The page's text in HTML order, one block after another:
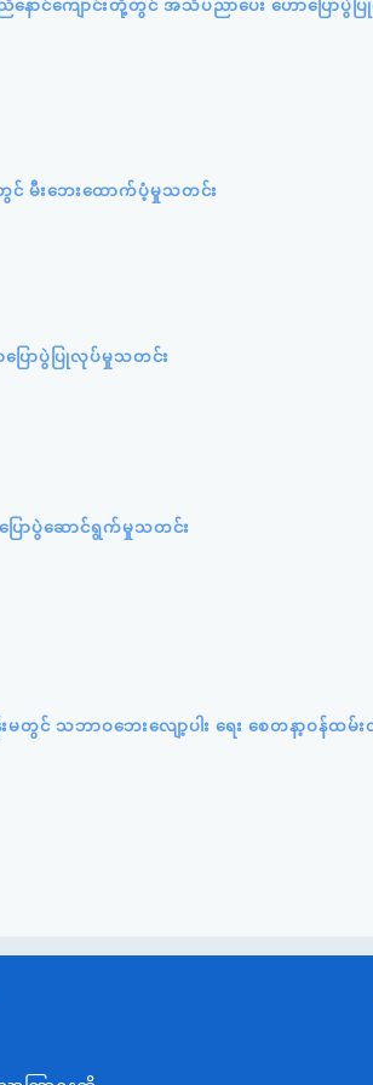
ောင်ကျောင်းတို့တွင် အသိပညာပေး ဟောပြောပွဲပ
င် မီးဘေးထောက်ပံ့မှုသတင်း
ြောပွဲပြုလုပ်မှုသတင်း
ောပွဲဆောင်ရွက်မှုသတင်း
မတွင် သဘာဝဘေးလျော့ပါး ရေး စေတနာ့ဝန်ထ